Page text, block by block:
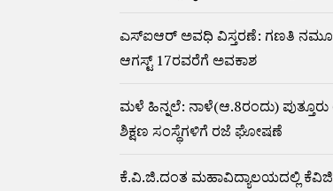
ಎಸ್‌ಐಆರ್‌ ಅವಧಿ ವಿಸ್ತರಣೆ: ಗಣತಿ
ಆಗಸ್ಟ್‌ 17ರವರೆಗೆ ಅವಕಾಶ
ಮಳೆ ಹಿನ್ನಲೆ: ನಾಳೆ(ಆ.8ರಂದು)
ಶಿಕ್ಷಣ ಸಂಸ್ಥೆಗಳಿಗೆ ರಜೆ ಘೋಷಣೆ
ಕೆ.ವಿ.ಜಿ.ದಂತ ಮಹಾವಿದ್ಯಾಲಯದಲ್ಲಿ